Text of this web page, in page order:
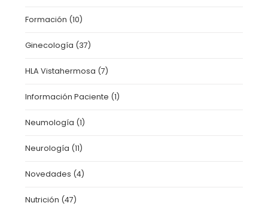
Formación (10)
Ginecología (37)
HLA Vistahermosa (7)
Información Paciente (1)
Neumología (1)
Neurología (11)
Novedades (4)
Nutrición (47)